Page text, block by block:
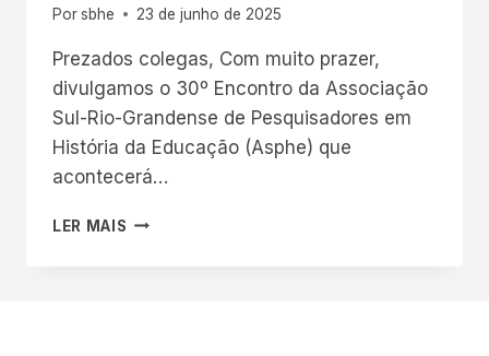
Porsbhe 23 de junho de 2025
Prezados colegas, Com muito prazer,
divulgamos o 30º Encontro da Associação
Sul-Rio-Grandense de Pesquisadores em
História da Educação (Asphe) que
acontecerá…
LER MAIS 30º